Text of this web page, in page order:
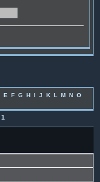
E F G H I J K L M N O
1